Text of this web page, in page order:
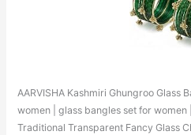
AARVISHA Kashmiri Ghungroo Glass
women | glass bangles set for women
Traditional Transparent Fancy Glass